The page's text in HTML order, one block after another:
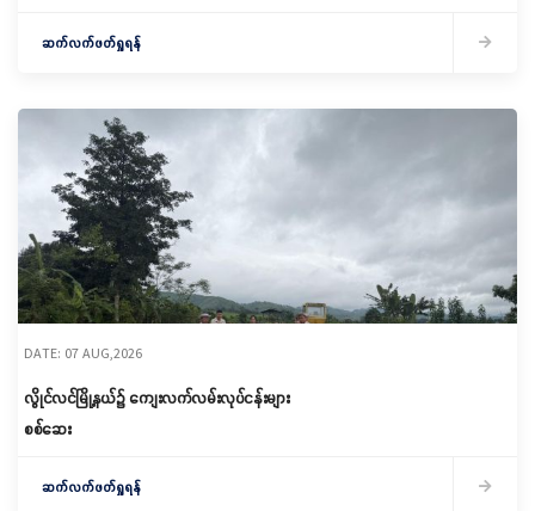
ဆက်လက်ဖတ်ရှုရန်
DATE: 07 AUG,2026
လွိုင်လင်မြို့နယ်၌ ကျေးလက်လမ်းလုပ်ငန်းများ
စစ်ဆေး
ဆက်လက်ဖတ်ရှုရန်